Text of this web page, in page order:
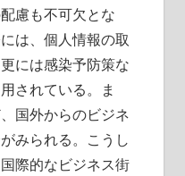
慮も不可欠とな
は、個人情報の取
には感染予防策な
されている。ま
国外からのビジネ
みられる。こうし
際的なビジネス街